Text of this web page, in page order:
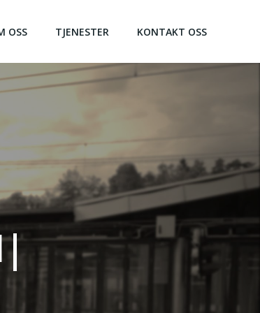
OSS TJENESTER KONTAKT OSS
|